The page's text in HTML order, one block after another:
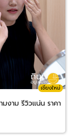
เชียงใหม่
งาม รีวิวแน่น ราคา